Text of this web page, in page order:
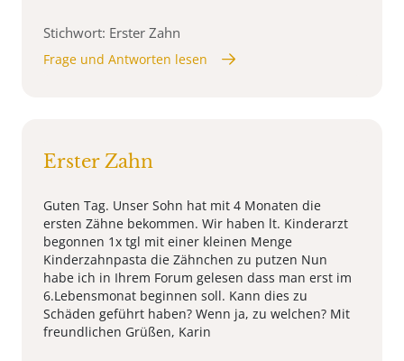
Stichwort: Erster Zahn
Frage und Antworten lesen
Erster Zahn
Guten Tag. Unser Sohn hat mit 4 Monaten die
ersten Zähne bekommen. Wir haben lt. Kinderarzt
begonnen 1x tgl mit einer kleinen Menge
Kinderzahnpasta die Zähnchen zu putzen Nun
habe ich in Ihrem Forum gelesen dass man erst im
6.Lebensmonat beginnen soll. Kann dies zu
Schäden geführt haben? Wenn ja, zu welchen? Mit
freundlichen Grüßen, Karin